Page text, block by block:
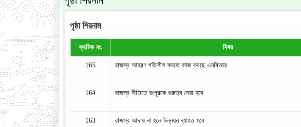
পৃষ্ঠা শিরনাম
ক্রমিক নং. বিষয়
165 রাজস্ব আহরণ গতিশীল করতে কাজ করছে এনবিআর
164 রাজস্ব নীতিতে রংপুরকে গুরুত্ব দেয়া হবে
163 রাজস্ব আদায় না হলে উন্নয়ন ব্যাহত হবে